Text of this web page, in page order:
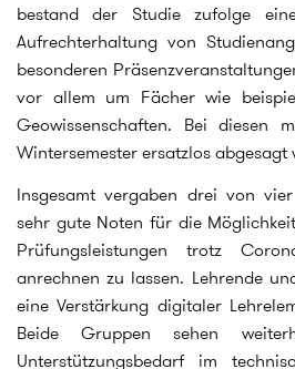
bestand der Studie zufolge
Aufrechterhaltung von
besonderen
vor allem um Fächer wie
Geowissenschaften. Bei diesen
Wintersemester ersatzlos abgesagt
Insgesamt vergaben drei von
sehr gute Noten für die
Prüfungsleistungen trotz
anrechnen zu lassen. Lehrende
eine Verstärkung digitaler
Beide Gruppen sehen
Unterstützungsbedarf im